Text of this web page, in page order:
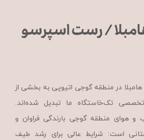
/ رست اسپرسو
هامبلا در منطقه گوجی اتیوپی به بخشی از
تک‌خاستگاه ما تبدیل شده‌اند.
هوای منطقه گوجی بارندگی فراوان و
است: شرایط عالی برای رشد طیف